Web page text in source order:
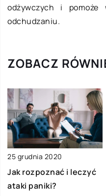
odżywczych i pomoże
odchudzaniu.
ZOBACZ
25 grudnia 2020
Jak rozpoznać i leczyć
ataki paniki?